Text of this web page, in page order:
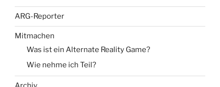
ARG-Reporter
Mitmachen
Was ist ein Alternate Reality Game?
Wie nehme ich Teil?